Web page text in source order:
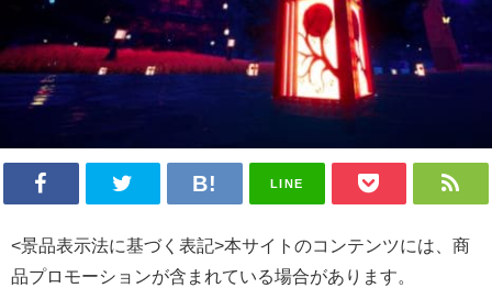
LINE
<景品表示法に基づく表記>本サイトのコンテンツには、商
品プロモーションが含まれている場合があります。